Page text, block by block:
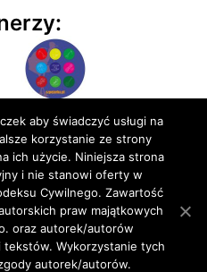
prawa zastrzeżone
aby świadczyć usługi na
korzystanie ze strony
ich użycie. Niniejsza strona
i nie stanowi oferty w
Cywilnego. Zawartość
praw majątkowych
oraz autorek/autorów
Wykorzystanie tych
autorek/autorów.